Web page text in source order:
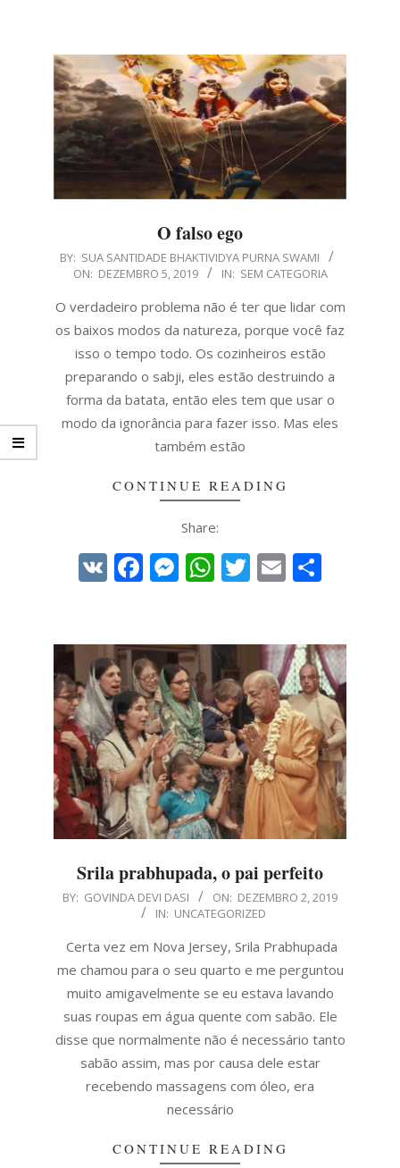
O falso ego
2019-
05
BY: SUA SANTIDADE BHAKTIVIDYA PURNA SWAMI
ON: DEZEMBRO 5, 2019 IN: SEM CATEGORIA
O verdadeiro problema não é ter que lidar com
os baixos modos da natureza, porque você faz
isso o tempo todo. Os cozinheiros estão
preparando o sabji, eles estão destruindo a
forma da batata, então eles tem que usar o
modo da ignorância para fazer isso. Mas eles
também estão
CONTINUE READING
Share:
VK Facebook
Messenger
WhatsApp
Twitter
Email
Srila prabhupada, o pai perfeito
2019-
02
BY: GOVINDA DEVI DASI ON: DEZEMBRO 2, 2019
IN: UNCATEGORIZED
Certa vez em Nova Jersey, Srila Prabhupada
me chamou para o seu quarto e me perguntou
muito amigavelmente se eu estava lavando
suas roupas em água quente com sabão. Ele
disse que normalmente não é necessário tanto
sabão assim, mas por causa dele estar
recebendo massagens com óleo, era
necessário
CONTINUE READING